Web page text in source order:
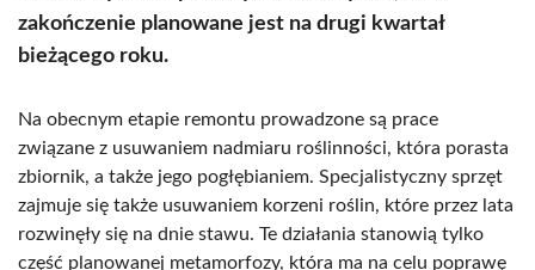
zakończenie planowane jest na drugi kwartał
bieżącego roku.
Na obecnym etapie remontu prowadzone są prace
związane z usuwaniem nadmiaru roślinności, która porasta
zbiornik, a także jego pogłębianiem. Specjalistyczny sprzęt
zajmuje się także usuwaniem korzeni roślin, które przez lata
rozwinęły się na dnie stawu. Te działania stanowią tylko
część planowanej metamorfozy, która ma na celu poprawę